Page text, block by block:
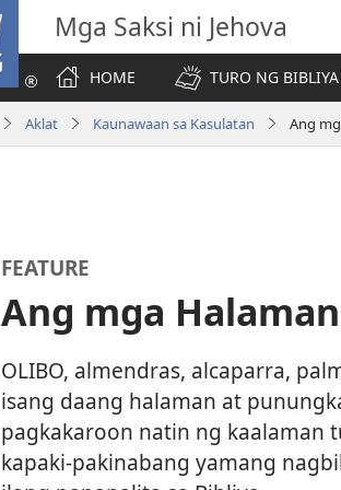
Mga Saksi ni Jehova
HOME
TURO NG BIBLIYA
Aklat Kaunawaan sa Kasulatan Ang
FEATURE
Ang mga
OLIBO, almendras, alcaparra,
isang daang halaman at
pagkakaroon natin ng kaalaman
kapaki-pakinabang yamang